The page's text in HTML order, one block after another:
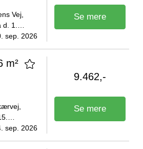
Vej,
d. 1.
Der
sep. 2026
Se mere
m²
og
sep. 2026
9.462,-
Se mere